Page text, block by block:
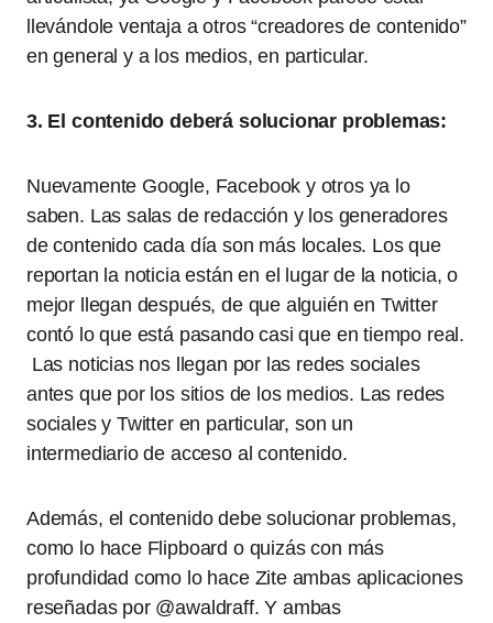
llevándole ventaja a otros “creadores de contenido”
en general y a los medios, en particular.
3. El contenido deberá solucionar problemas:
Nuevamente Google, Facebook y otros ya lo
saben. Las salas de redacción y los generadores
de contenido cada día son más locales. Los que
reportan la noticia están en el lugar de la noticia, o
mejor llegan después, de que alguién en Twitter
contó lo que está pasando casi que en tiempo real.
Las noticias nos llegan por las redes sociales
antes que por los sitios de los medios. Las redes
sociales y Twitter en particular, son un
intermediario de acceso al contenido.
Además, el contenido debe solucionar problemas,
como lo hace Flipboard o quizás con más
profundidad como lo hace Zite ambas aplicaciones
reseñadas por @awaldraff. Y ambas